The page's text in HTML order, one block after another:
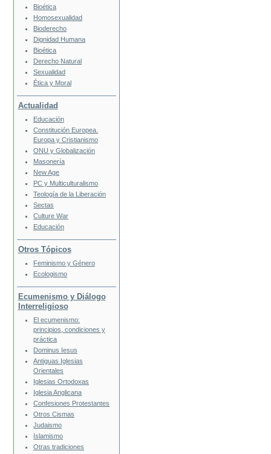
Bioética
Homosexualidad
Bioderecho
Dignidad Humana
Bioética
Derecho Natural
Sexualidad
Ética y Moral
Actualidad
Educación
Constitución Europea.
Europa y Cristianismo
ONU y Globalización
Masonería
New Age
PC y Multiculturalismo
Teología de la Liberación
Sectas
Culture War
Educación
Otros Tópicos
Feminismo y Género
Ecologismo
Ecumenismo y Diálogo
Interreligioso
El ecumenismo:
principios, condiciones y
práctica
Dominus Iesus
Antiguas Iglesias
Orientales
Iglesias Ortodoxas
Iglesia Anglicana
Confesiones Protestantes
Otros Cismas
Judaismo
Islamismo
Otras tradiciones